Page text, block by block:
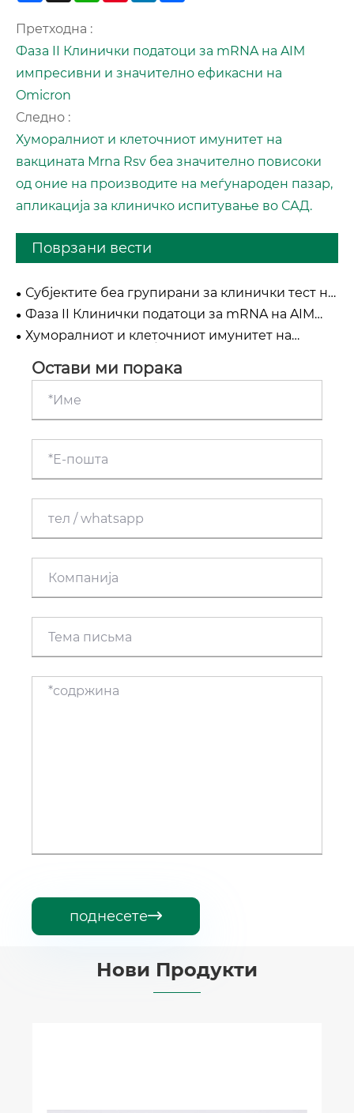
Претходна :
Фаза II Клинички податоци за mRNA на AIM
импресивни и значително ефикасни на
Omicron
Следно :
Хуморалниот и клеточниот имунитет на
вакцината Mrna Rsv беа значително повисоки
од оние на производите на меѓународен пазар,
апликација за клиничко испитување во САД.
Поврзани вести
Субјектите беа групирани за клинички тест на
четиривалентна менингококна конјугирана
вакцина (MCV4) - уште еден клучен производ на
AIM вакцината
Фаза II Клинички податоци за mRNA на AIM
импресивни и значително ефикасни на
Omicron
Хуморалниот и клеточниот имунитет на
од оние на производите на меѓународен пазар,
апликација за клиничко испитување во САД.
Остави ми порака
поднесете
Нови Продукти